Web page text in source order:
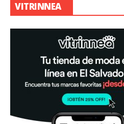
VITRINNEA